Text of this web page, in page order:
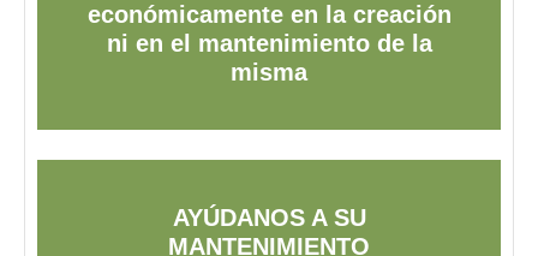
económicamente en la creación
ni en el mantenimiento de la
misma
AYÚDANOS A SU
MANTENIMIENTO